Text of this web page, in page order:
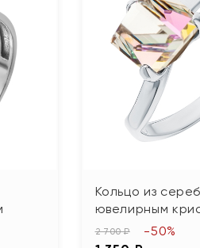
Кольцо из
ювелирным
2 700 ₽ -50%